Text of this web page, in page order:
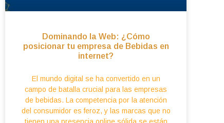
Dominando la Web: ¿Cómo
posicionar tu empresa de Bebidas en
internet?
El mundo digital se ha convertido en un
campo de batalla crucial para las empresas
de bebidas. La competencia por la atención
del consumidor es feroz, y las marcas que no